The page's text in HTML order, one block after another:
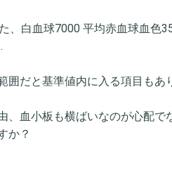
、白血球7000 平均赤血球血色
だと基準値内に入る項目もあ
血小板も横ばいなのが心配で
か？